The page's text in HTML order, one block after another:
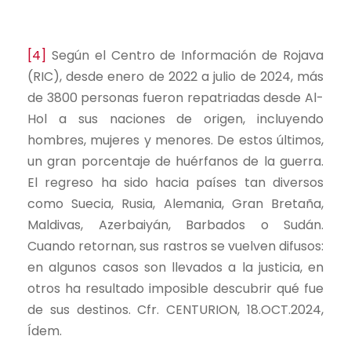
[4] Según el Centro de Información de Rojava
(RIC), desde enero de 2022 a julio de 2024, más
de 3800 personas fueron repatriadas desde Al-
Hol a sus naciones de origen, incluyendo
hombres, mujeres y menores. De estos últimos,
un gran porcentaje de huérfanos de la guerra.
El regreso ha sido hacia países tan diversos
como Suecia, Rusia, Alemania, Gran Bretaña,
Maldivas, Azerbaiyán, Barbados o Sudán.
Cuando retornan, sus rastros se vuelven difusos:
en algunos casos son llevados a la justicia, en
otros ha resultado imposible descubrir qué fue
de sus destinos. Cfr. CENTURION, 18.OCT.2024,
Ídem.